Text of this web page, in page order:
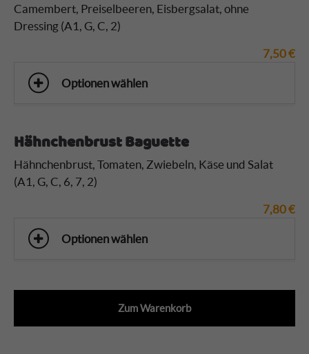
Camembert, Preiselbeeren, Eisbergsalat, ohne
Dressing (A1, G, C, 2)
7,50€
Optionen wählen
Hähnchenbrust Baguette
Hähnchenbrust , Tomaten, Zwiebeln, Käse und Salat
(A1, G, C, 6, 7, 2)
7,80€
Optionen wählen
Zum Warenkorb